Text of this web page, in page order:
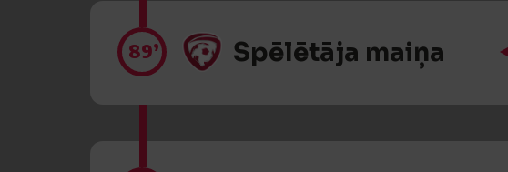
89’ Spēlētāja maiņa